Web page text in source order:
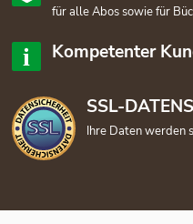
für alle Abos sowie für
Kompetenter
SSL-
Ihre Daten werden